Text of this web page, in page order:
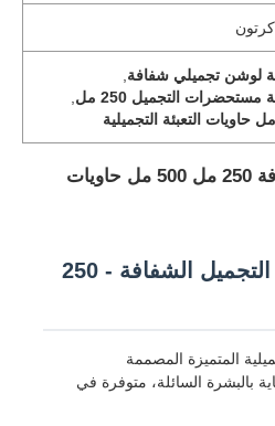
لوشن تجميلي شفافة
مستحضرات التجميل 250 مل
زجاجة لوشن تجميلي شفافة 250 مل 500 مل حاويات
زجاجة مستحضرات التجميل الشفافة - 250
المتميزة المصممة
بالبشرة السائلة، متوفرة في